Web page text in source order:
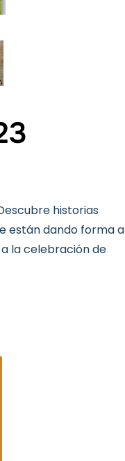
historias
están dando forma a
la celebración de